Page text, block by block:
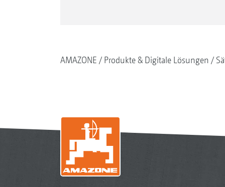
AMAZONE Produkte & Digitale Lösungen